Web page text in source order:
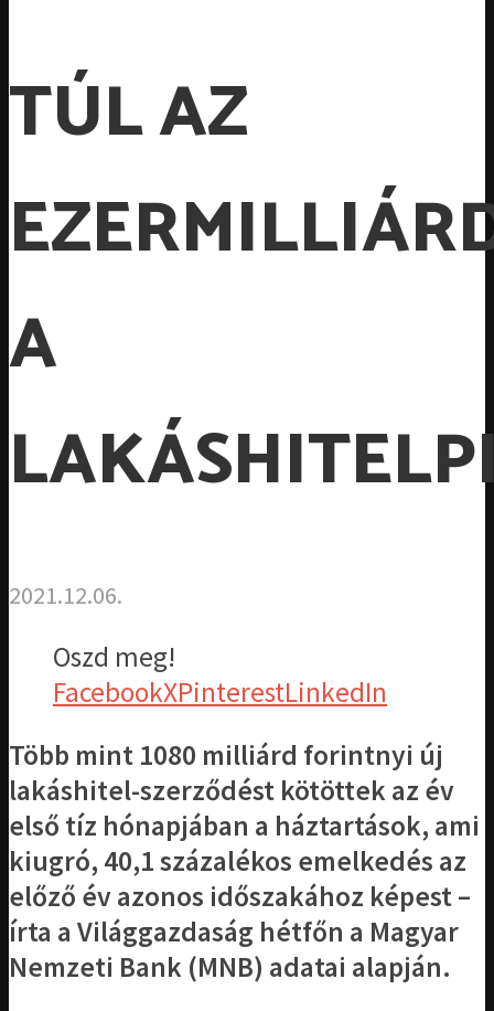
TÚL AZ
A
2021.12.06.
Oszd meg!
FacebookXPinterestLinkedIn
Több mint 1080 milliárd forintnyi új
lakáshitel-szerződést kötöttek az év
első tíz hónapjában a háztartások, ami
kiugró, 40,1 százalékos emelkedés az
előző év azonos időszakához képest –
írta a Világgazdaság hétfőn a Magyar
Nemzeti Bank (MNB) adatai alapján.